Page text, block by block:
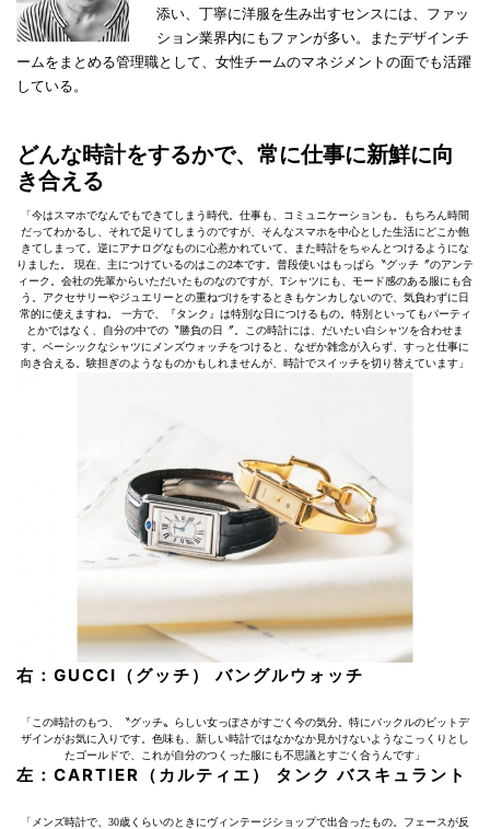
添い、丁寧に洋服を生み出すセンスには、ファッ
ション業界内にもファンが多い。またデザインチ
ームをまとめる管理職として、女性チームのマネジメントの面でも活躍
している。
どんな時計をするかで、常に仕事に新鮮に向
き合える
「今はスマホでなんでもできてしまう時代。仕事も、コミュニケーションも。もちろん時間
だってわかるし、それで足りてしまうのですが、そんなスマホを中心とした生活にどこか飽
きてしまって。逆にアナログなものに心惹かれていて、また時計をちゃんとつけるようにな
りました。 現在、主につけているのはこの2本です。普段使いはもっぱら〝グッチ〞のアンテ
ィーク。会社の先輩からいただいたものなのですが、Tシャツにも、モード感のある服にも合
う。アクセサリーやジュエリーとの重ねづけをするときもケンカしないので、気負わずに日
常的に使えますね。 一方で、『タンク』は特別な日につけるもの。特別といってもパーティ
とかではなく、自分の中での〝勝負の日〞。この時計には、だいたい白シャツを合わせま
す。ベーシックなシャツにメンズウォッチをつけると、なぜか雑念が入らず、すっと仕事に
向き合える。験担ぎのようなものかもしれませんが、時計でスイッチを切り替えています」
右：GUCCI（グッチ） バングルウォッチ
「この時計のもつ、〝グッチ〟らしい女っぽさがすごく今の気分。特にバックルのビットデ
ザインがお気に入りです。色味も、新しい時計ではなかなか見かけないようなこっくりとし
たゴールドで、これが自分のつくった服にも不思議とすごく合うんです」
左：CARTIER（カルティエ） タンク バスキュラント
「メンズ時計で、30歳くらいのときにヴィンテージショップで出合ったもの。フェースが反